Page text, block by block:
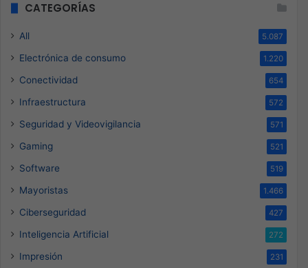
CATEGORÍAS
All 5.087
Electrónica de consumo 1.220
Conectividad 654
Infraestructura 572
Seguridad y Videovigilancia 571
Gaming 521
Software 519
Mayoristas 1.466
Ciberseguridad 427
Inteligencia Artificial 272
Impresión 231